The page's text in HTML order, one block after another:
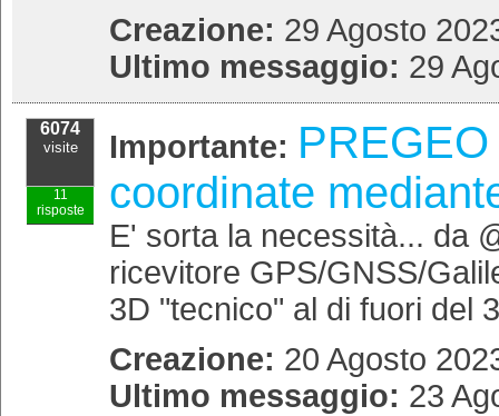
Creazione: 29 Agosto
Ultimo messaggio: 29
6074
visite
11
risposte
Importante:
coordinate
E' sorta la necessità... da
ricevitore GPS/GNSS/
3D "tecnico" al di fuori del
Creazione: 20 Agosto
Ultimo messaggio: 23